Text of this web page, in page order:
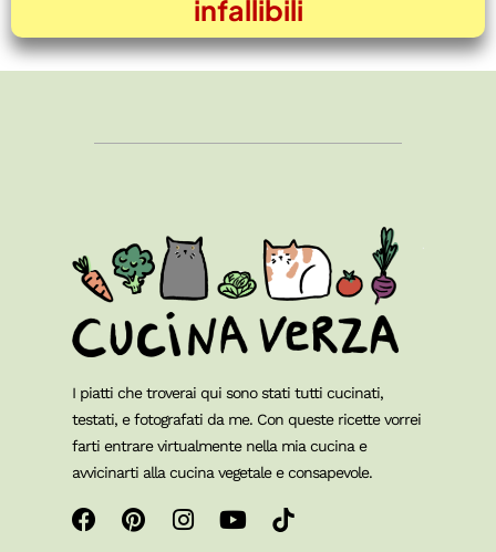
infallibili
I piatti che troverai qui sono stati tutti cucinati,
testati, e fotografati da me. Con queste ricette vorrei
farti entrare virtualmente nella mia cucina e
avvicinarti alla cucina vegetale e consapevole.